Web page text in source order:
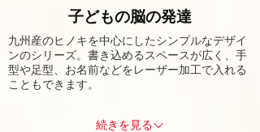
子どもの脳の発達
九州産のヒノキを中心にしたシンプルなデザイ
ンのシリーズ。書き込めるスペースが広く、手
型や足型、お名前などをレーザー加工で入れる
こともできます。
続きを見る